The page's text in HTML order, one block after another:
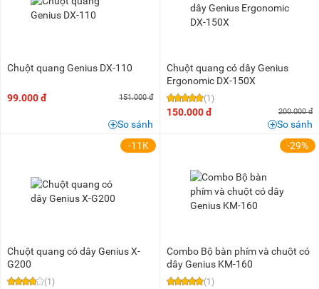
100K - 200K (4)
1 triệu - 1,5 triệu (1)
Chuột quang Genius DX-110
99.000 đ 151.000 đ
So sánh
Chuột quang có dây Genius
Ergonomic DX-150X
(1)
150.000 đ 200.000 đ
So sánh
-11K
Chuột quang có dây Genius X-
G200
(1)
-29%
Combo Bộ bàn phím và chuột có
dây Genius KM-160
(1)